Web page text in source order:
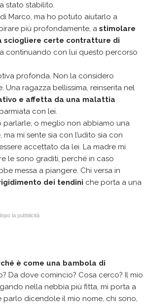
stato stabilito.
Marco, ma ho potuto aiutarlo a
più profondamente, a stimolare
sciogliere certe contratture di
continuando con lui questo percorso
profonda. Non la considero
Una ragazza bellissima, reinserita nel
e affetta da una malattia
con lei.
o meglio non abbiamo una
mi sente sia con l’udito sia con
accettato da lei. La madre mi
le sono graditi, perché in caso
messa a piangere. Chi versa in
dei tendini che porta a una
la pubblicità
è come una bambola di
Da dove comincio? Cosa cerco? Il mio
nella nebbia più fitta, mi porta a
dicendole il mio nome, chi sono,